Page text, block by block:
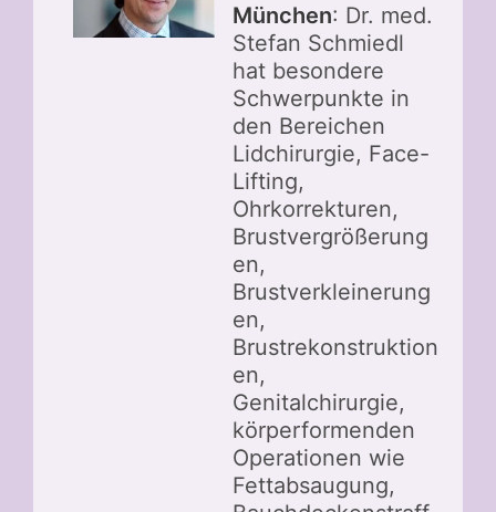
München: Dr. med.
Stefan Schmiedl
hat besondere
Schwerpunkte in
den Bereichen
Lidchirurgie, Face-
Lifting,
Ohrkorrekturen,
Brustvergrößerung
en,
Brustverkleinerung
en,
Brustrekonstruktion
en,
Genitalchirurgie,
körperformenden
Operationen wie
Fettabsaugung,